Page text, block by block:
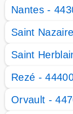
Nantes -
Saint
Saint
Rezé -
Orvault -